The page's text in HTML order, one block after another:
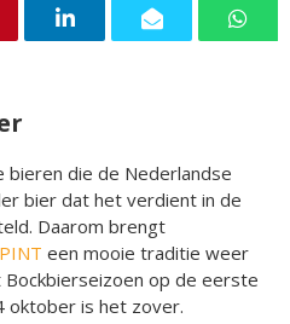
bieren die de Nederlandse
bier dat het verdient in de
Daarom brengt
een mooie traditie weer
op de eerste
oktober is het zover.